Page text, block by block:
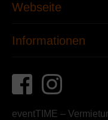
Webseite
Informationen
eventTIME –